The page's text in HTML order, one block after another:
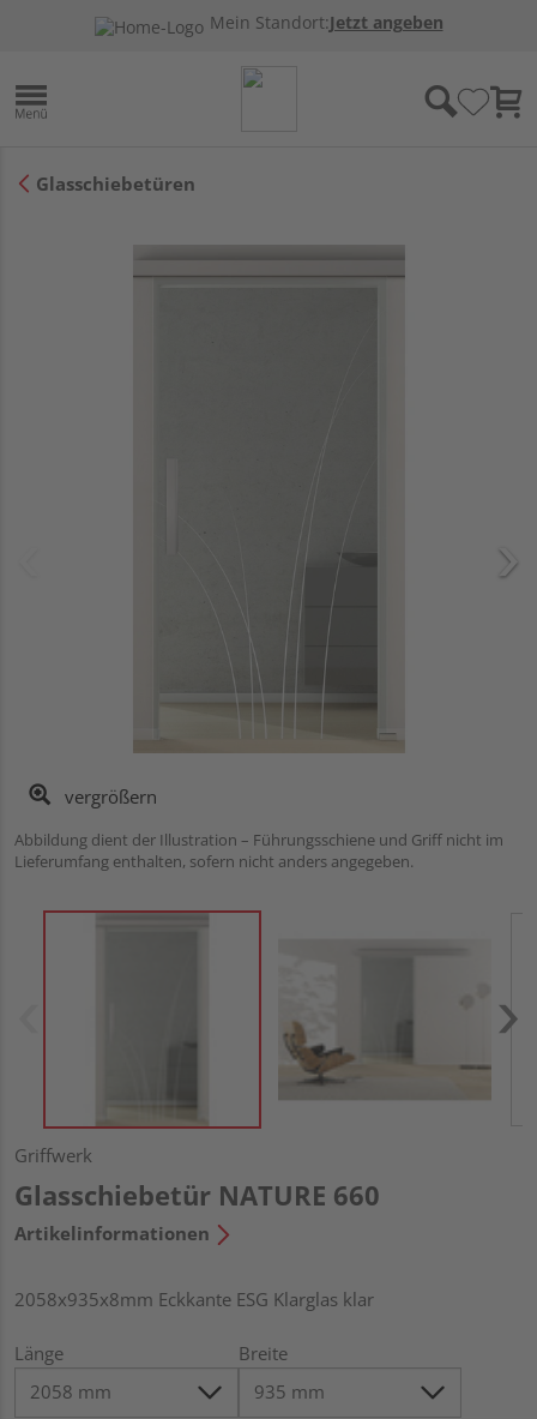
Mein Standort:Jetzt angeben
Glasschiebetüren
vergrößern
Abbildung dient der Illustration – Führungsschiene und Griff nicht im
Lieferumfang enthalten, sofern nicht anders angegeben.
Griffwerk
Glasschiebetür NATURE 660
Artikelinformationen
2058x935x8mm Eckkante ESG Klarglas klar
Länge Breite